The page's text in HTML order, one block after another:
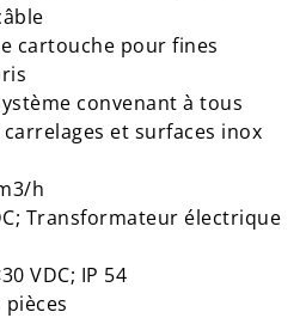
cartouche pour fines
convenant à tous
et surfaces inox
h
Transformateur électrique
VDC; IP 54